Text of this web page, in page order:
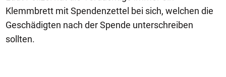
Klemmbrett mit Spendenzettel bei sich, welchen die
Geschädigten nach der Spende unterschreiben
sollten.